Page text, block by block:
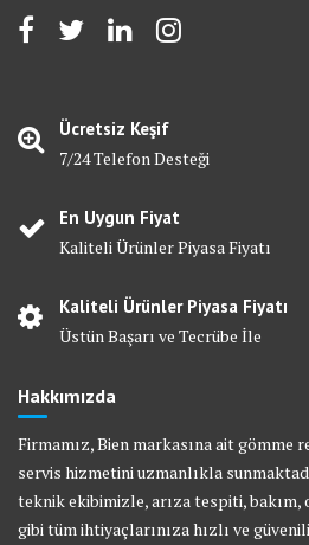
Ücretsiz Keşif
7/24 Telefon Desteği
En Uygun Fiyat
Kaliteli Ürünler Piyasa Fiyatı
Kaliteli Ürünler Piyasa Fiyatı
Üstün Başarı ve Tecrübe İle
Hakkımızda
Firmamız, Bien markasına ait
servis hizmetini uzmanlıkla
teknik ekibimizle, arıza tespiti, bakım,
gibi tüm ihtiyaçlarınıza hızlı ve